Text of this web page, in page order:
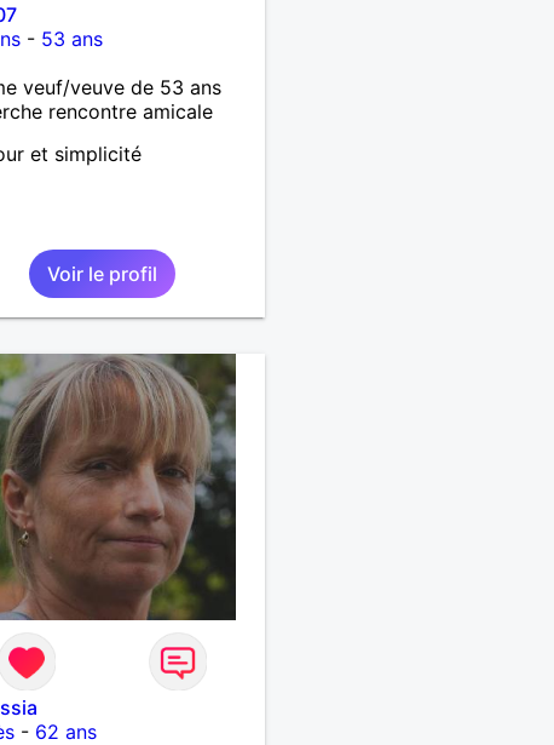
- 53 ans
veuf/veuve de 53 ans
rencontre amicale
et simplicité
Voir le profil
- 62 ans